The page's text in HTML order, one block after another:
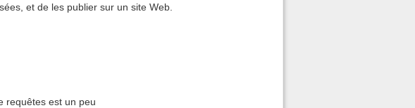
et de les publier sur un site Web.
requêtes est un peu